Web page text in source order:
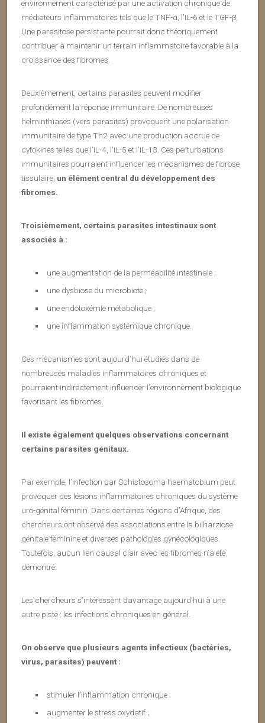
environnement caractérisé par une activation chronique de
médiateurs inflammatoires tels que le TNF-α, l’IL-6 et le TGF-β.
Une parasitose persistante pourrait donc théoriquement
contribuer à maintenir un terrain inflammatoire favorable à la
croissance des fibromes.
Deuxièmement, certains parasites peuvent modifier
profondément la réponse immunitaire. De nombreuses
helminthiases (vers parasites) provoquent une polarisation
immunitaire de type Th2 avec une production accrue de
cytokines telles que l’IL-4, l’IL-5 et l’IL-13. Ces perturbations
immunitaires pourraient influencer les mécanismes de fibrose
tissulaire, un élément central du développement des
fibromes.
Troisièmement, certains parasites intestinaux sont
associés à :
une augmentation de la perméabilité intestinale ;
une dysbiose du microbiote ;
une endotoxémie métabolique ;
une inflammation systémique chronique.
Ces mécanismes sont aujourd’hui étudiés dans de
nombreuses maladies inflammatoires chroniques et
pourraient indirectement influencer l’environnement biologique
favorisant les fibromes.
Il existe également quelques observations concernant
certains parasites génitaux.
Par exemple, l’infection par Schistosoma haematobium peut
provoquer des lésions inflammatoires chroniques du système
uro-génital féminin. Dans certaines régions d’Afrique, des
chercheurs ont observé des associations entre la bilharziose
génitale féminine et diverses pathologies gynécologiques.
Toutefois, aucun lien causal clair avec les fibromes n’a été
démontré.
Les chercheurs s’intéressent davantage aujourd’hui à une
autre piste : les infections chroniques en général.
On observe que plusieurs agents infectieux (bactéries,
virus, parasites) peuvent :
stimuler l’inflammation chronique ;
augmenter le stress oxydatif ;